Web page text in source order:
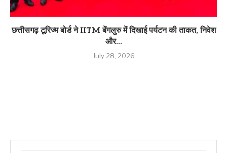
छत्तीसगढ़ टूरिज्म बोर्ड ने IITM बेंगलुरु में दिखाई पर्यटन की ताकत, निवेश
और...
July 28, 2026